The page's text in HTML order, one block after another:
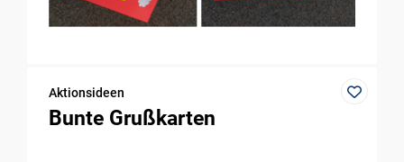
Aktionsideen
Bunte Grußkarten